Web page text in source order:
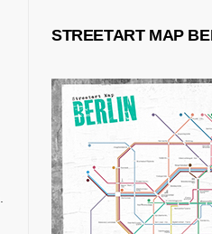
STREETART MAP